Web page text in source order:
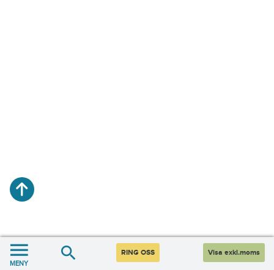
MENY
RING OSS Visa exkl.moms